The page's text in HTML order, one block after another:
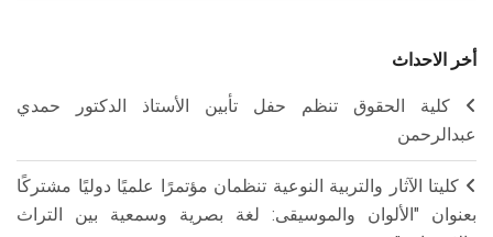
أخر الاحداث
كلية الحقوق تنظم حفل تأبين الأستاذ الدكتور حمدي
عبدالرحمن
كليتا الآثار والتربية النوعية تنظمان مؤتمرًا علميًا دوليًا مشتركًا
بعنوان "الألوان والموسيقى: لغة بصرية وسمعية بين التراث